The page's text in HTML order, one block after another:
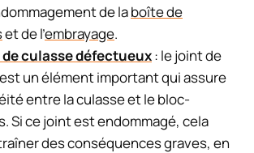
de laboîte de
et de l’embrayage.
culasse défectueux: le joint de
un élément important qui assure
entre la culasse et le bloc-
Si ce joint est endommagé, cela
des conséquences graves, en